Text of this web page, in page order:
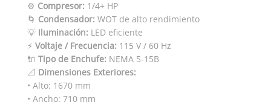
⚙️ Compresor: 1/4+ HP
🌀 Condensador: WOT de alto rendimiento
💡 Iluminación: LED eficiente
⚡ Voltaje / Frecuencia: 115 V / 60 Hz
🔌 Tipo de Enchufe: NEMA 5-15B
📐 Dimensiones Exteriores:
• Alto: 1670 mm
• Ancho: 710 mm